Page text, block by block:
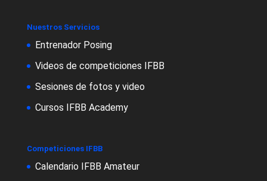
Nuestros Servicios
Entrenador Posing
Videos de competiciones IFBB
Sesiones de fotos y video
Cursos IFBB Academy
Competiciones IFBB
Calendario IFBB Amateur